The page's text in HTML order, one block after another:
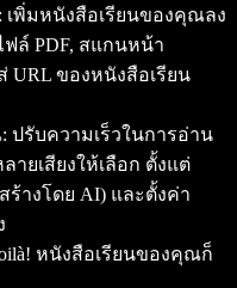
: เพิ่มหนังสือเรียนของคุณลง
ล์ PDF, สแกนหน้า
URL ของหนังสือเรียน
: ปรับความเร็วในการอ่าน
ยเสียงให้เลือก ตั้งแต่
ร้างโดย AI) และตั้งค่า
หนังสือเรียนของคุณก็